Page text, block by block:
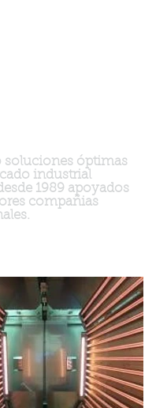
soluciones óptimas
industrial
1989 apoyados
compañias